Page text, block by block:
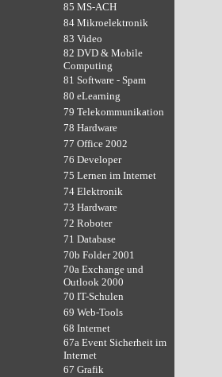
85 MS-ACH
84 Mikroelektronik
83 Video
82 DVD & Mobile
Computing
81 Software - Spam
80 eLearning
79 Telekommunikation
78 Hardware
77 Office 2002
76 Developer
75 Lernen im Internet
74 Elektronik
73 Hardware
72 Roboter
71 Database
70b Folder 2001
70a Exchange und
Outlook 2000
70 IT-Schulen
69 Web-Tools
68 Internet
67a Event Sicherheit im
Internet
67 Grafik